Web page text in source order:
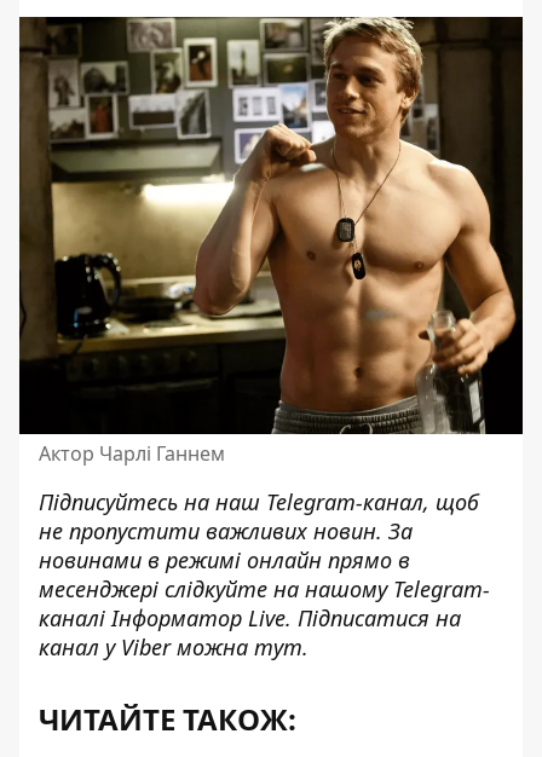
Актор Чарлі Ганнем
Підписуйтесь на наш Telegram-канал, щоб
не пропустити важливих новин. За
новинами в режимі онлайн прямо в
месенджері слідкуйте на нашому Telegram-
каналіІнформатор Live. Підписатися на
канал у Viber можна тут.
ЧИТАЙТЕ ТАКОЖ: